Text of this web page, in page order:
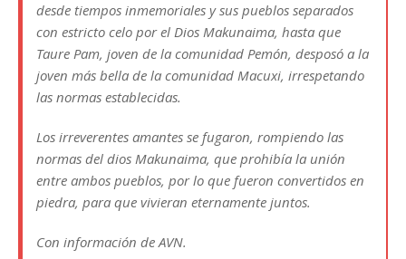
desde tiempos inmemoriales y sus pueblos separados
con estricto celo por el Dios Makunaima, hasta que
Taure Pam, joven de la comunidad Pemón, desposó a la
joven más bella de la comunidad Macuxi, irrespetando
las normas establecidas.
Los irreverentes amantes se fugaron, rompiendo las
normas del dios Makunaima, que prohibía la unión
entre ambos pueblos, por lo que fueron convertidos en
piedra, para que vivieran eternamente juntos.
Con información de AVN.